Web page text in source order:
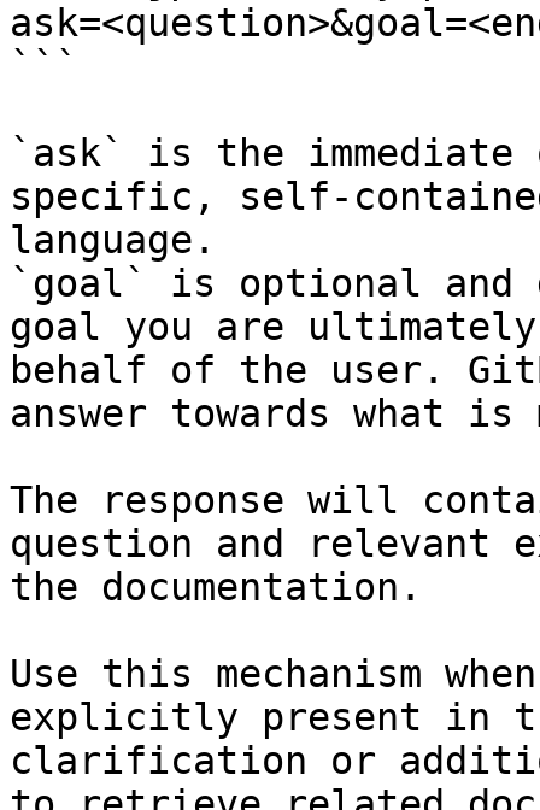
```
`ask` is the
specific, self-
language.
`goal` is optional and
goal you are
behalf of the user.
answer towards what
The response will
question and relevant
the documentation.
Use this mechanism
explicitly present in
clarification or